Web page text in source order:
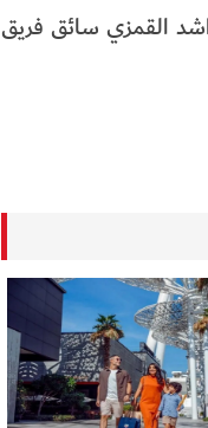
بتواجد راشد القمزي سائق فريق